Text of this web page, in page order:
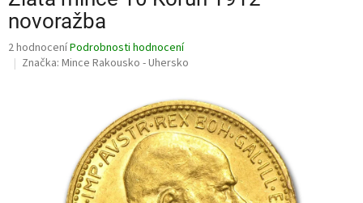
novoražba
Průměrné
hodnocení
2 hodnoceníPodrobnosti hodnocení
Značka: Mince Rakousko - Uhersko